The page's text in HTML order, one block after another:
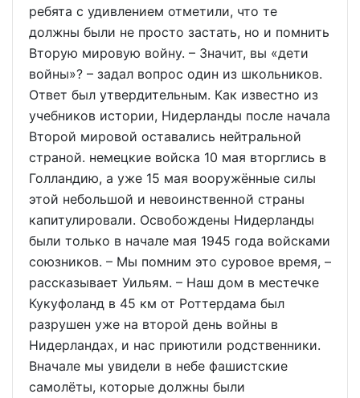
ребята с удивлением отметили, что те
должны были не просто застать, но и помнить
Вторую мировую войну. – Значит, вы «дети
войны»? – задал вопрос один из школьников.
Ответ был утвердительным. Как известно из
учебников истории, Нидерланды после начала
Второй мировой оставались нейтральной
страной. немецкие войска 10 мая вторглись в
Голландию, а уже 15 мая вооружённые силы
этой небольшой и невоинственной страны
капитулировали. Освобождены Нидерланды
были только в начале мая 1945 года войсками
союзников. – Мы помним это суровое время, –
рассказывает Уильям. – Наш дом в местечке
Кукуфоланд в 45 км от Роттердама был
разрушен уже на второй день войны в
Нидерландах, и нас приютили родственники.
Вначале мы увидели в небе фашистские
самолёты, которые должны были